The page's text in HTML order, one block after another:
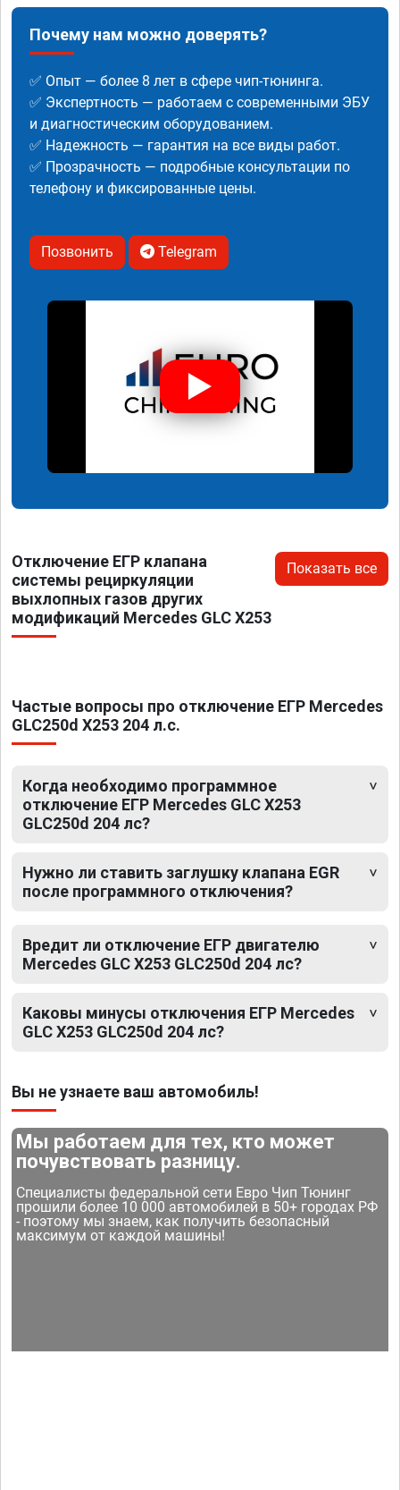
Почему нам можно доверять?
✅ Опыт — более 8 лет в сфере чип-тюнинга.
✅ Экспертность — работаем с современными ЭБУ
и диагностическим оборудованием.
✅ Надежность — гарантия на все виды работ.
✅ Прозрачность — подробные консультации по
телефону и фиксированные цены.
Позвонить Telegram
Отключение ЕГР клапана
системы рециркуляции
выхлопных газов других
модификаций Mercedes GLC X253
Показать все
Частые вопросы про отключение ЕГР Mercedes
GLC250d X253 204 л.с.
Когда необходимо программное
отключение ЕГР Mercedes GLC X253
GLC250d 204 лс?
Нужно ли ставить заглушку клапана EGR
после программного отключения?
Вредит ли отключение ЕГР двигателю
Mercedes GLC X253 GLC250d 204 лс?
Каковы минусы отключения ЕГР Mercedes
GLC X253 GLC250d 204 лс?
Вы не узнаете ваш автомобиль!
Мы работаем для тех, кто может
почувствовать разницу.
Специалисты федеральной сети Евро Чип Тюнинг
прошили более 10 000 автомобилей в 50+ городах РФ
- поэтому мы знаем, как получить безопасный
максимум от каждой машины!